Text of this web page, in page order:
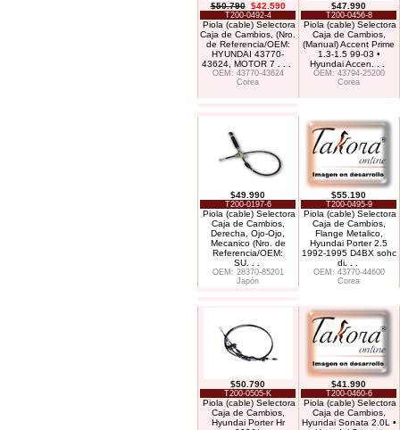
$50.790 $42.590
T200-0492-4
Piola (cable) Selectora
Caja de Cambios, (Nro.
de Referencia/OEM:
HYUNDAI 43770-
43624, MOTOR 7
OEM: 43770-43624
Corea
$47.990
T200-0456-8
Piola (cable) Selectora
Caja de Cambios,
(Manual) Accent Prime
1.3-1.5 99-03 •
Hyundai Accen
OEM: 43794-25200
Corea
$49.990
T200-0197-6
Piola (cable) Selectora
Caja de Cambios,
Derecha, Ojo-Ojo,
Mecanico (Nro. de
Referencia/OEM:
SU. . .
OEM: 28370-85201
Japón
$55.190
T200-0495-9
Piola (cable) Selectora
Caja de Cambios,
Flange Metalico,
Hyundai Porter 2.5
1992-1995 D4BX sohc
di. . .
OEM: 43770-44600
Corea
$50.790
T200-0505-K
Piola (cable) Selectora
Caja de Cambios,
Hyundai Porter Hr
$41.990
T200-0460-6
Piola (cable) Selectora
Caja de Cambios,
Hyundai Sonata 2.0L •